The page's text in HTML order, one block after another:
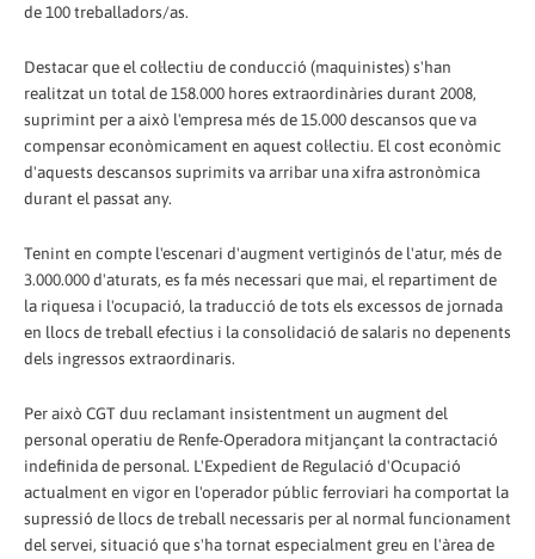
de 100 treballadors/as.
Destacar que el col·lectiu de conducció (maquinistes) s'han
realitzat un total de 158.000 hores extraordinàries durant 2008,
suprimint per a això l'empresa més de 15.000 descansos que va
compensar econòmicament en aquest col·lectiu. El cost econòmic
d'aquests descansos suprimits va arribar una xifra astronòmica
durant el passat any.
Tenint en compte l'escenari d'augment vertiginós de l'atur, més de
3.000.000 d'aturats, es fa més necessari que mai, el repartiment de
la riquesa i l'ocupació, la traducció de tots els excessos de jornada
en llocs de treball efectius i la consolidació de salaris no depenents
dels ingressos extraordinaris.
Per això CGT duu reclamant insistentment un augment del
personal operatiu de Renfe-Operadora mitjançant la contractació
indefinida de personal. L'Expedient de Regulació d'Ocupació
actualment en vigor en l'operador públic ferroviari ha comportat la
supressió de llocs de treball necessaris per al normal funcionament
del servei, situació que s'ha tornat especialment greu en l'àrea de